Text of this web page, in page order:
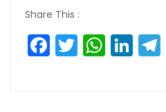
Share This :
Facebook
Twitter